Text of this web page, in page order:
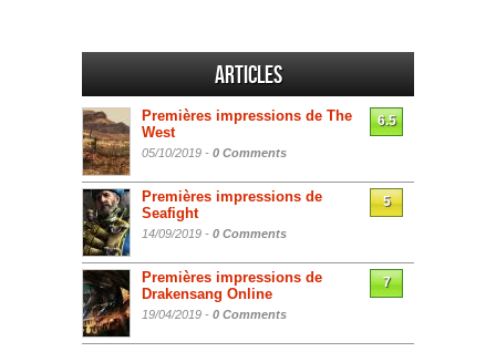
Articles
Premières impressions de The
West
05/10/2019 - 0 Comments
6.5
Premières impressions de
Seafight
14/09/2019 - 0 Comments
5
Premières impressions de
Drakensang Online
19/04/2019 - 0 Comments
7